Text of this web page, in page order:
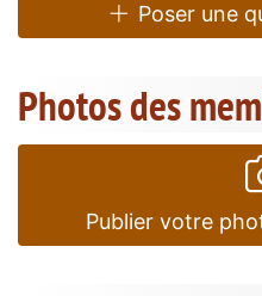
Poser une
Photos des
Publier votre